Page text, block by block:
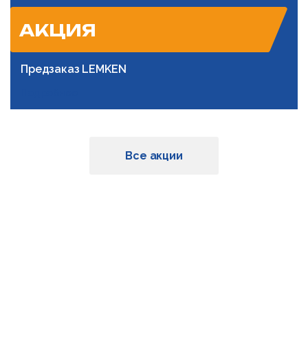
АКЦИЯ
Предзаказ LEMKEN
Все акции